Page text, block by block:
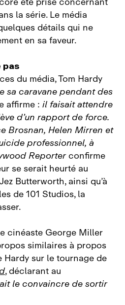
la série. Le média
détails qui ne
en sa faveur.
pas
du média, Tom Hardy
sa caravane pendant des
affirme : il faisait attendre
d’un rapport de force.
Brosnan, Helen Mirren et
professionnel, à
Reporterconfirme
se serait heurté au
Butterworth, ainsi qu’à
de 101 Studios, la
cinéaste George Miller
similaires à propos
sur le tournage de
, déclarant au
le convaincre de sortir